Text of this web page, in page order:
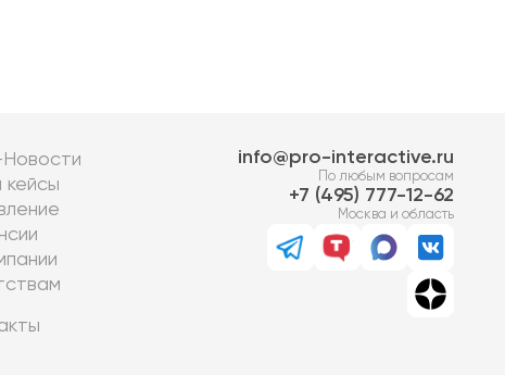
Новости
кейсы
info@pro-interactive.ru
По любым вопросам
7 (495) 777-12-62
Москва и область